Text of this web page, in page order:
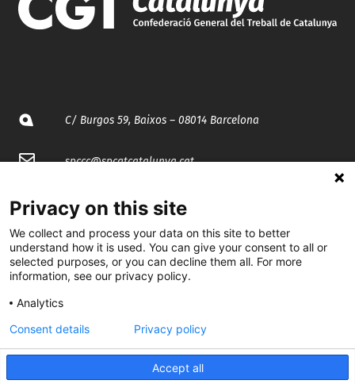
C/ Burgos 59, Baixos – 08014 Barcelona
spccc@spcgtcatalunya.cat
@CGTCatalunya
cgtcatalunya
CGTCatalunya
cgtcatalunya
Privacy on this site
We collect and process your data on this site to better
understand how it is used. You can give your consent to all or
selected purposes, or you can decline them all. For more
information, see our privacy policy.
Analytics
Accept all
Consent details Privacy policy